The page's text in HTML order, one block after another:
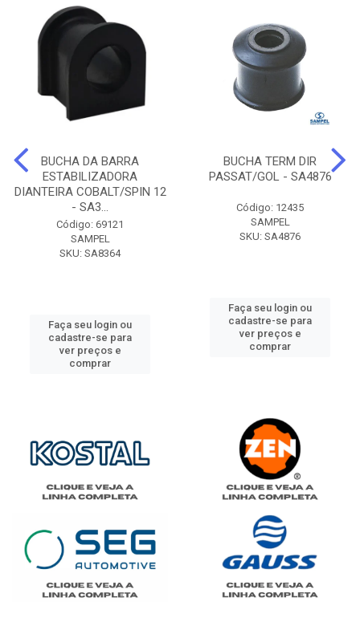
BUCHA DA BARRA
ESTABILIZADORA
DIANTEIRA COBALT/SPIN 12
- SA3...
Código: 69121
SAMPEL
SKU: SA8364
Faça seu login ou
cadastre-se para
ver preços e
comprar
BUCHA TERM DIR
PASSAT/GOL - SA4876
Código: 12435
SAMPEL
SKU: SA4876
Faça seu login ou
cadastre-se para
ver preços e
comprar